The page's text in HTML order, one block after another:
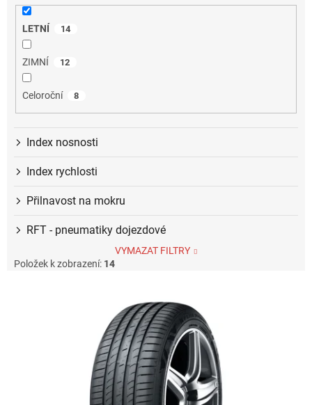
LETNÍ 14
ZIMNÍ 12
Celoroční 8
Index nosnosti
Index rychlosti
Přilnavost na mokru
RFT - pneumatiky dojezdové
VYMAZAT FILTRY
Položek k zobrazení: 14